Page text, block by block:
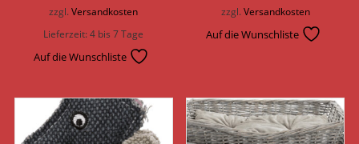
zzgl.Versandkosten
Lieferzeit:4 bis 7 Tage
Auf die Wunschliste
zzgl. Versandkosten
Auf die Wunschliste